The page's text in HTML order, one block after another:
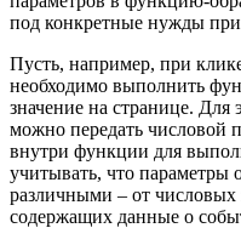
под конкретные нужды
Пусть, например, при
необходимо выполнить
значение на странице.
можно передать числовой
внутри функции для
учитывать, что параметры
различными – от числовых
содержащих данные о